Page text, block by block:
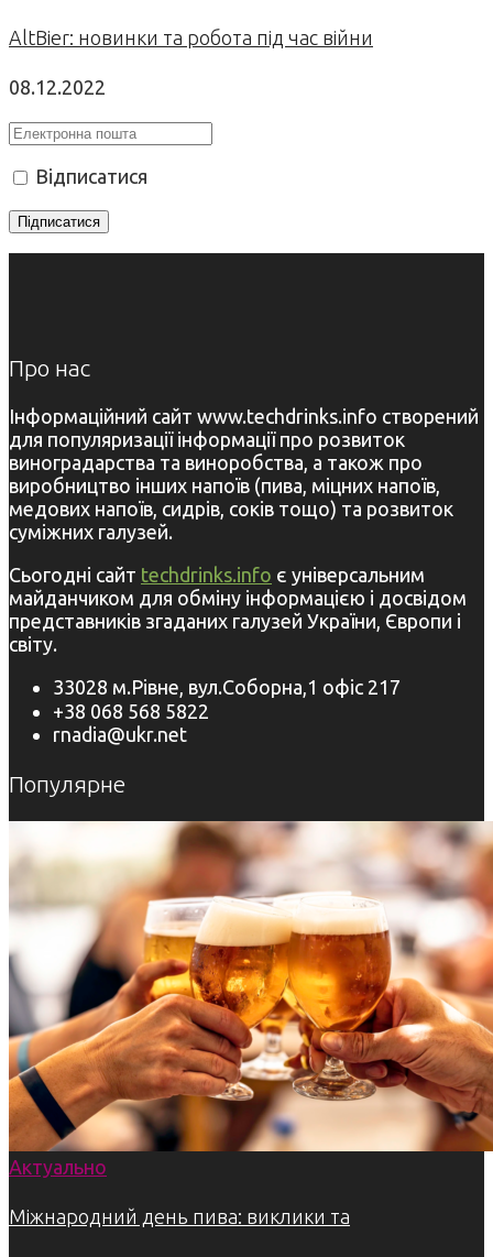
AltBier: новинки та робота під час війни
08.12.2022
Відписатися
Про нас
Інформаційний сайт www.techdrinks.info створений
для популяризації інформації про розвиток
виноградарства та виноробства, а також про
виробництво інших напоїв (пива, міцних напоїв,
медових напоїв, сидрів, соків тощо) та розвиток
суміжних галузей.
Сьогодні сайт techdrinks.info є універсальним
майданчиком для обміну інформацією і досвідом
представників згаданих галузей України, Європи і
світу.
33028 м.Рівне, вул.Соборна,1 офіс 217
+38 068 568 5822
rnadia@ukr.net
Популярне
Актуально
Міжнародний день пива: виклики та